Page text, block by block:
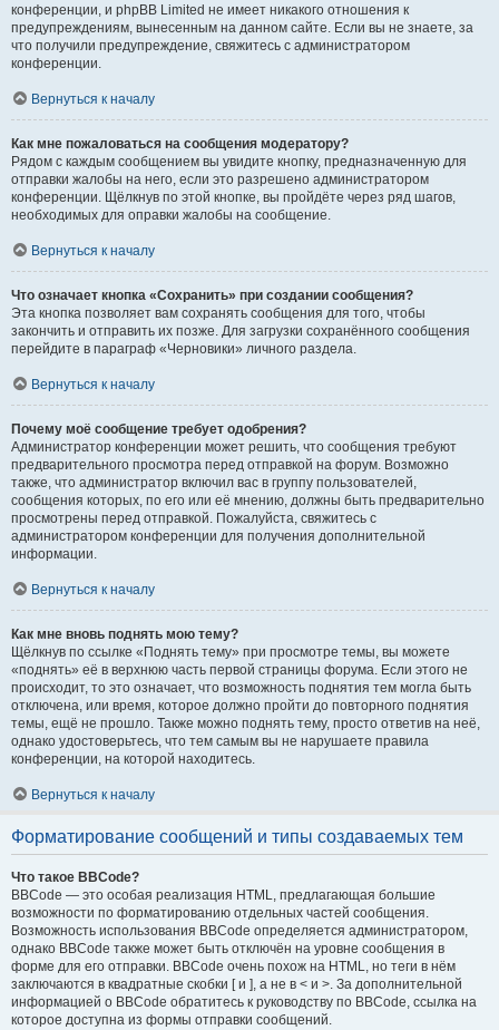
конференции, и phpBB Limited не имеет никакого отношения к
предупреждениям, вынесенным на данном сайте. Если вы не знаете, за
что получили предупреждение, свяжитесь с администратором
конференции.
Вернуться к началу
Как мне пожаловаться на сообщения модератору?
Рядом с каждым сообщением вы увидите кнопку, предназначенную для
отправки жалобы на него, если это разрешено администратором
конференции. Щёлкнув по этой кнопке, вы пройдёте через ряд шагов,
необходимых для оправки жалобы на сообщение.
Вернуться к началу
Что означает кнопка «Сохранить» при создании сообщения?
Эта кнопка позволяет вам сохранять сообщения для того, чтобы
закончить и отправить их позже. Для загрузки сохранённого сообщения
перейдите в параграф «Черновики» личного раздела.
Вернуться к началу
Почему моё сообщение требует одобрения?
Администратор конференции может решить, что сообщения требуют
предварительного просмотра перед отправкой на форум. Возможно
также, что администратор включил вас в группу пользователей,
сообщения которых, по его или её мнению, должны быть предварительно
просмотрены перед отправкой. Пожалуйста, свяжитесь с
администратором конференции для получения дополнительной
информации.
Вернуться к началу
Как мне вновь поднять мою тему?
Щёлкнув по ссылке «Поднять тему» при просмотре темы, вы можете
«поднять» её в верхнюю часть первой страницы форума. Если этого не
происходит, то это означает, что возможность поднятия тем могла быть
отключена, или время, которое должно пройти до повторного поднятия
темы, ещё не прошло. Также можно поднять тему, просто ответив на неё,
однако удостоверьтесь, что тем самым вы не нарушаете правила
конференции, на которой находитесь.
Вернуться к началу
Форматирование сообщений и типы создаваемых тем
Что такое BBCode?
BBCode — это особая реализация HTML, предлагающая большие
возможности по форматированию отдельных частей сообщения.
Возможность использования BBCode определяется администратором,
однако BBCode также может быть отключён на уровне сообщения в
форме для его отправки. BBCode очень похож на HTML, но теги в нём
заключаются в квадратные скобки [ и ], а не в < и >. За дополнительной
информацией о BBCode обратитесь к руководству по BBCode, ссылка на
которое доступна из формы отправки сообщений.